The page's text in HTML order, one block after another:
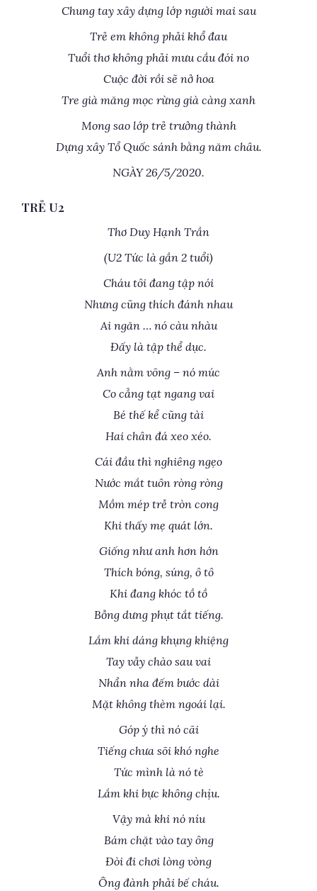
Chung tay xây dựng lớp người mai sau
Trẻ em không phải khổ đau
Tuổi thơ không phải mưu cầu đói no
Cuộc đời rồi sẽ nở hoa
Tre già măng mọc rừng già càng xanh
Mong sao lớp trẻ trưởng thành
Dựng xây Tổ Quốc sánh bằng năm châu.
NGÀY 26/5/2020.
TRẺ U2
Thơ Duy Hạnh Trần
(U2 Tức là gần 2 tuổi)
Cháu tôi đang tập nói
Nhưng cũng thích đánh nhau
Ai ngăn … nó càu nhàu
Đấy là tập thể dục.
Anh nằm võng – nó múc
Co cẳng tạt ngang vai
Bé thế kể cũng tài
Hai chân đá xeo xéo.
Cái đầu thì nghiêng ngẹo
Nước mắt tuôn ròng ròng
Mồm mép trễ tròn cong
Khi thấy mẹ quát lớn.
Giống như anh hơn hớn
Thích bóng, súng, ô tô
Khi đang khóc tồ tồ
Bỗng dưng phụt tắt tiếng.
Lắm khi dáng khụng khiệng
Tay vẫy chào sau vai
Nhẩn nha đếm bước dài
Mặt không thèm ngoái lại.
Góp ý thì nó cãi
Tiếng chưa sõi khó nghe
Tức mình là nó tè
Lắm khi bực không chịu.
Vậy mà khi nó níu
Bám chặt vào tay ông
Đòi đi chơi lòng vòng
Ông đành phải bế cháu.